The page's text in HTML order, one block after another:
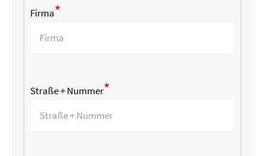
Firma*
Straße + Nummer*